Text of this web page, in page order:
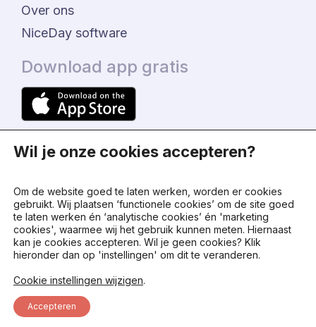
Over ons
NiceDay software
Download app gratis
© 2024 - NiceDay Nederland
Status
Wil je onze cookies accepteren?
Om de website goed te laten werken, worden er cookies
gebruikt. Wij plaatsen ‘functionele cookies’ om de site goed
te laten werken én ‘analytische cookies’ én 'marketing
cookies', waarmee wij het gebruik kunnen meten. Hiernaast
kan je cookies accepteren. Wil je geen cookies? Klik
hieronder dan op 'instellingen' om dit te veranderen.
Cookie instellingen wijzigen.
Accepteren